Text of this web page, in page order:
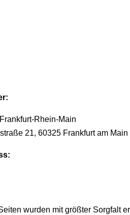
Rhein-Main
21, 60325 Frankfurt am Main
wurden mit größter Sorgfalt